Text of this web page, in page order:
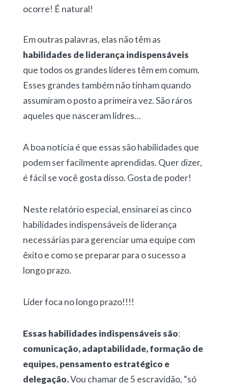
ocorre! É natural!
Em outras palavras, elas não têm as
habilidades de liderança indispensáveis
que todos os grandes líderes têm em comum.
Esses grandes também não tinham quando
assumiram o posto a primeira vez. São ráros
aqueles que nasceram lídres…
A boa notícia é que essas são habilidades que
podem ser facilmente aprendidas. Quer dizer,
é fácil se você gosta disso. Gosta de poder!
Neste relatório especial, ensinarei as cinco
habilidades indispensáveis de liderança
necessárias para gerenciar uma equipe com
êxito e como se preparar para o sucesso a
longo prazo.
Líder foca no longo prazo!!!!
Essas habilidades indispensáveis são:
comunicação, adaptabilidade, formação de
equipes, pensamento estratégico e
delegação.Vou chamar de 5 escravidão, “só